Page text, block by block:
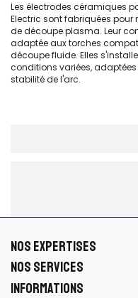
Les électrodes céramiques
Electric sont fabriquées pour
de découpe plasma. Leur
adaptée aux torches
découpe fluide. Elles
conditions variées,
stabilité de l'arc.
NOS EXPERTISES
NOS SERVICES
INFORMATIONS